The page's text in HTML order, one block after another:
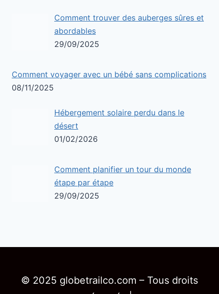
Comment trouver des auberges sûres et
abordables
29/09/2025
Comment voyager avec un bébé sans complications
08/11/2025
Hébergement solaire perdu dans le
désert
01/02/2026
Comment planifier un tour du monde
étape par étape
29/09/2025
© 2025 globetrailco.com – Tous droits